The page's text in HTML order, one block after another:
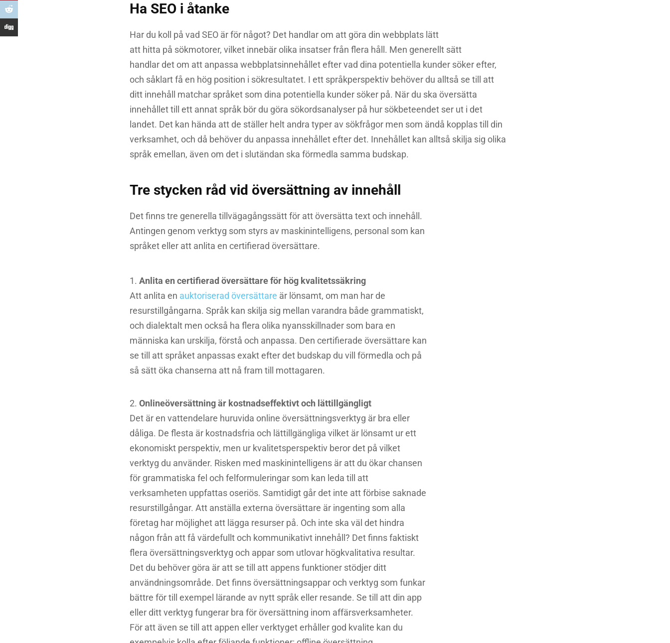
Ha SEO i åtanke
Har du koll på vad SEO är för något? Det handlar om att göra din webbplats lätt
att hitta på sökmotorer, vilket innebär olika insatser från flera håll. Men generellt sätt
handlar det om att anpassa webbplatsinnehållet efter vad dina potentiella kunder söker efter,
och såklart få en hög position i sökresultatet. I ett språkperspektiv behöver du alltså se till att
ditt innehåll matchar språket som dina potentiella kunder söker på. När du ska översätta
innehållet till ett annat språk bör du göra sökordsanalyser på hur sökbeteendet ser ut i det
landet. Det kan hända att de ställer helt andra typer av sökfrågor men som ändå kopplas till din
verksamhet, och då behöver du anpassa innehållet efter det. Innehållet kan alltså skilja sig olika
språk emellan, även om det i slutändan ska förmedla samma budskap.
Tre stycken råd vid översättning av innehåll
Det finns tre generella tillvägagångssätt för att översätta text och innehåll.
Antingen genom verktyg som styrs av maskinintelligens, personal som kan
språket eller att anlita en certifierad översättare.
Anlita en certifierad översättare för hög kvalitetssäkring
Att anlita en auktoriserad översättare är lönsamt, om man har de
resurstillgångarna. Språk kan skilja sig mellan varandra både grammatiskt,
och dialektalt men också ha flera olika nyansskillnader som bara en
människa kan urskilja, förstå och anpassa. Den certifierade översättare kan
se till att språket anpassas exakt efter det budskap du vill förmedla och på
så sätt öka chanserna att nå fram till mottagaren.
Onlineöversättning är kostnadseffektivt och lättillgängligt
Det är en vattendelare huruvida online översättningsverktyg är bra eller
dåliga. De flesta är kostnadsfria och lättillgängliga vilket är lönsamt ur ett
ekonomiskt perspektiv, men ur kvalitetsperspektiv beror det på vilket
verktyg du använder. Risken med maskinintelligens är att du ökar chansen
för grammatiska fel och felformuleringar som kan leda till att
verksamheten uppfattas oseriös. Samtidigt går det inte att förbise saknade
resurstillgångar. Att anställa externa översättare är ingenting som alla
företag har möjlighet att lägga resurser på. Och inte ska väl det hindra
någon från att få värdefullt och kommunikativt innehåll? Det finns faktiskt
flera översättningsverktyg och appar som utlovar högkvalitativa resultar.
Det du behöver göra är att se till att appens funktioner stödjer ditt
användningsområde. Det finns översättningsappar och verktyg som funkar
bättre för till exempel lärande av nytt språk eller resande. Se till att din app
eller ditt verktyg fungerar bra för översättning inom affärsverksamheter.
För att även se till att appen eller verktyget erhåller god kvalite kan du